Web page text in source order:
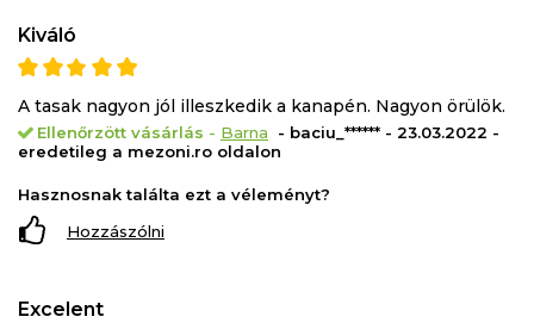
Kiváló
A tasak nagyon jól illeszkedik a kanapén. Nagyon örülök.
Ellenőrzött vásárlás - Barna
- baciu_****** - 23.03.2022 -
eredetileg a mezoni.ro oldalon
Hasznosnak találta ezt a véleményt?
Hozzászólni
Excelent